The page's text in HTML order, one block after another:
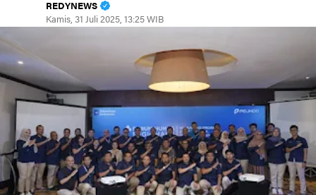
REDYNEWS
Kamis, 31 Juli 2025, 13:25 WIB